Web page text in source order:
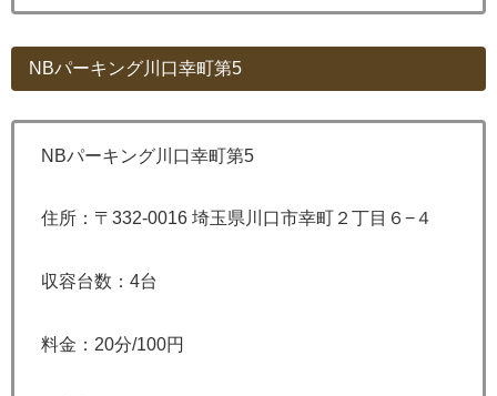
NBパーキング川口幸町第5
NBパーキング川口幸町第5
住所：〒332-0016 埼玉県川口市幸町２丁目６−４
収容台数：4台
料金：20分/100円